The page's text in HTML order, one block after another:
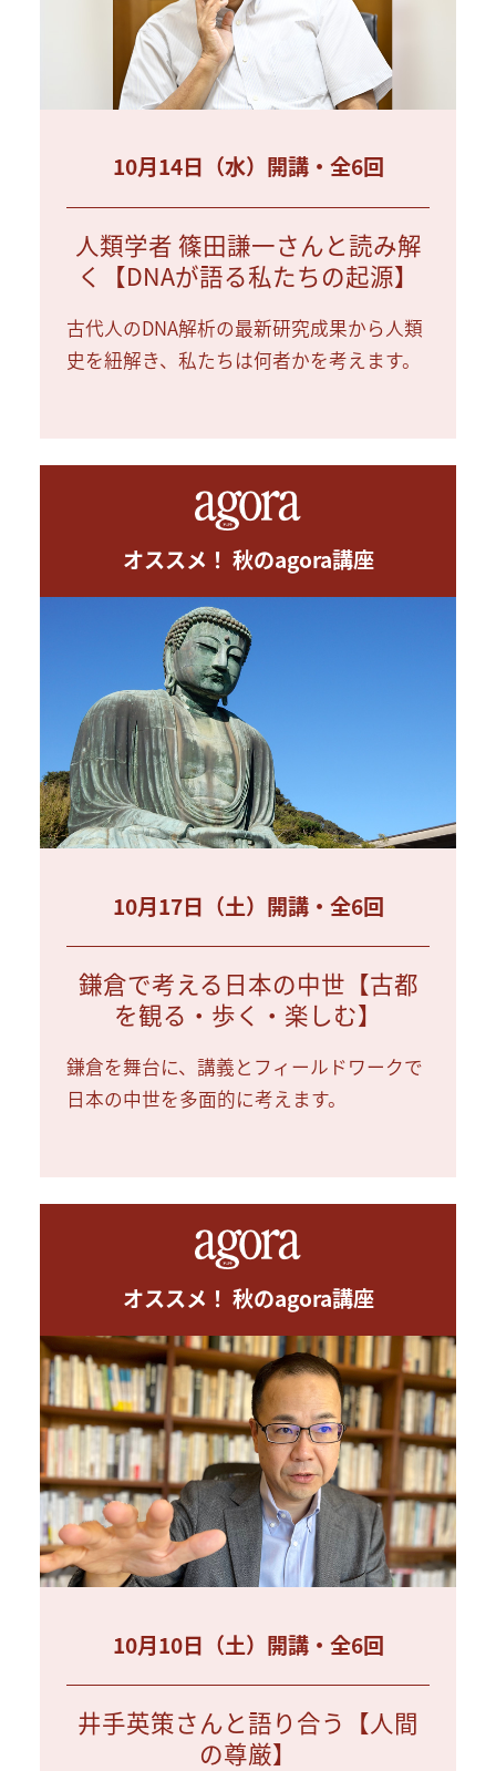
10月14日（水）開講・全6回
人類学者 篠田謙一さんと読み解
く【DNAが語る私たちの起源】
古代人のDNA解析の最新研究成果から人類
史を紐解き、私たちは何者かを考えます。
オススメ！ 秋のagora講座
10月17日（土）開講・全6回
鎌倉で考える日本の中世【古都
を観る・歩く・楽しむ】
鎌倉を舞台に、講義とフィールドワークで
日本の中世を多面的に考えます。
オススメ！ 秋のagora講座
10月10日（土）開講・全6回
井手英策さんと語り合う【人間
の尊厳】